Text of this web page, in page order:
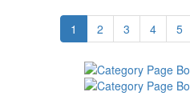
1 2 3 4 5